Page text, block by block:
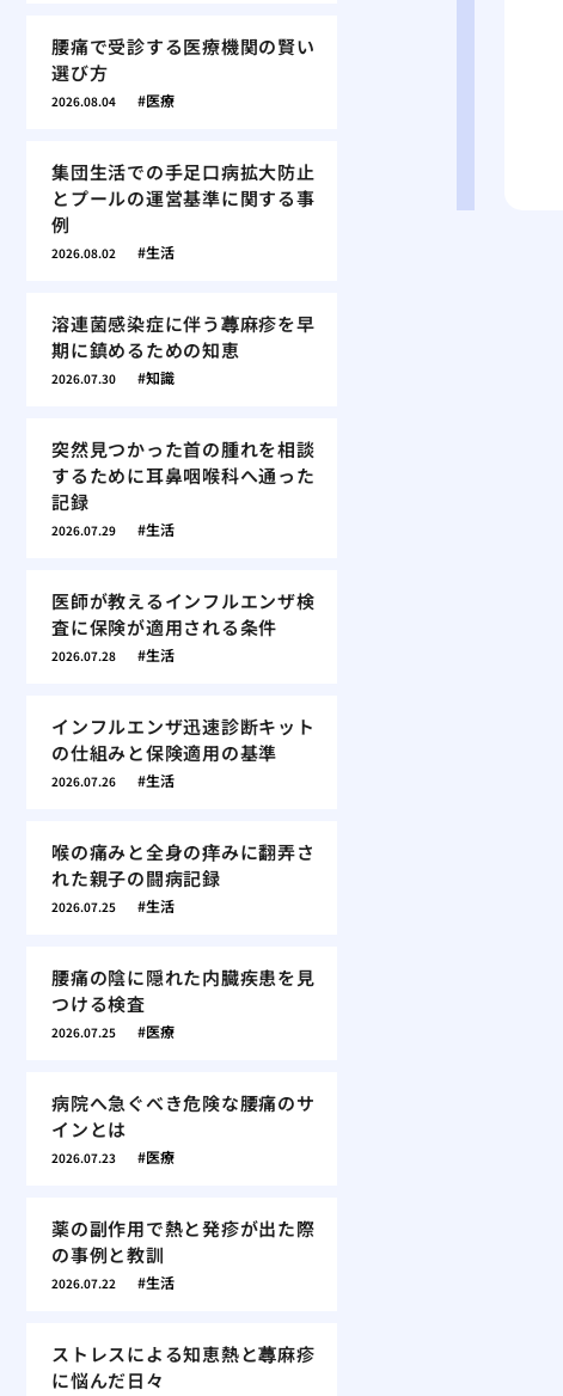
腰痛で受診する医療機関の賢い
選び方
2026.08.04 医療
集団生活での手足口病拡大防止
とプールの運営基準に関する事
例
2026.08.02 生活
溶連菌感染症に伴う蕁麻疹を早
期に鎮めるための知恵
2026.07.30 知識
突然見つかった首の腫れを相談
するために耳鼻咽喉科へ通った
記録
2026.07.29 生活
医師が教えるインフルエンザ検
査に保険が適用される条件
2026.07.28 生活
インフルエンザ迅速診断キット
の仕組みと保険適用の基準
2026.07.26 生活
喉の痛みと全身の痒みに翻弄さ
れた親子の闘病記録
2026.07.25 生活
腰痛の陰に隠れた内臓疾患を見
つける検査
2026.07.25 医療
病院へ急ぐべき危険な腰痛のサ
インとは
2026.07.23 医療
薬の副作用で熱と発疹が出た際
の事例と教訓
2026.07.22 生活
ストレスによる知恵熱と蕁麻疹
に悩んだ日々